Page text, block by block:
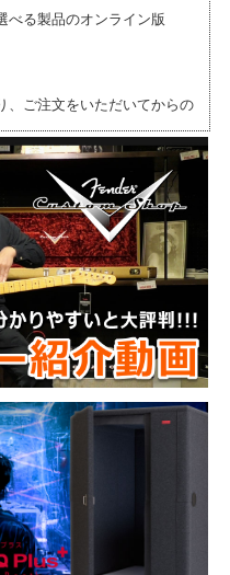
べる製品のオンライン版
、ご注文をいただいてからの